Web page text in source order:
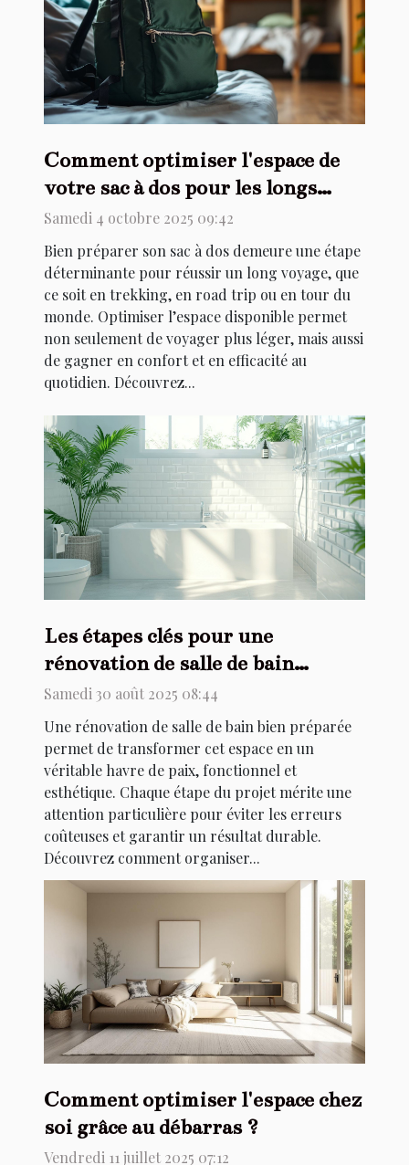
Comment optimiser l'espace de
votre sac à dos pour les longs
voyages ?
Samedi 4 octobre 2025 09:42
Bien préparer son sac à dos demeure une étape
déterminante pour réussir un long voyage, que
ce soit en trekking, en road trip ou en tour du
monde. Optimiser l’espace disponible permet
non seulement de voyager plus léger, mais aussi
de gagner en confort et en efficacité au
quotidien. Découvrez...
Les étapes clés pour une
rénovation de salle de bain
réussie
Samedi 30 août 2025 08:44
Une rénovation de salle de bain bien préparée
permet de transformer cet espace en un
véritable havre de paix, fonctionnel et
esthétique. Chaque étape du projet mérite une
attention particulière pour éviter les erreurs
coûteuses et garantir un résultat durable.
Découvrez comment organiser...
Comment optimiser l'espace chez
soi grâce au débarras ?
Vendredi 11 juillet 2025 07:12